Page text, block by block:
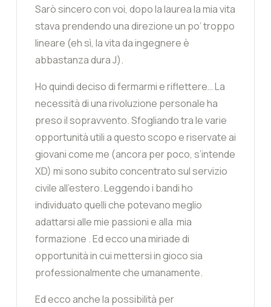
Sarò sincero con voi, dopo la laurea la mia vita
stava prendendo una direzione un po’ troppo
lineare (eh sì, la vita da ingegnere è
abbastanza dura J).
Ho quindi deciso di fermarmi e riflettere… La
necessità di una rivoluzione personale ha
preso il sopravvento. Sfogliando tra le varie
opportunità utili a questo scopo e riservate ai
giovani come me (ancora per poco, s’intende
XD) mi sono subito concentrato sul servizio
civile all’estero. Leggendo i bandi ho
individuato quelli che potevano meglio
adattarsi alle mie passioni e alla mia
formazione . Ed ecco una miriade di
opportunità in cui mettersi in gioco sia
professionalmente che umanamente.
Ed ecco anche la possibilità per